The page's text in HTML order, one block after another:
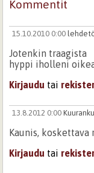
Kommentit
15.10.2010 0:00
Jotenkin traagista
hyppi iholleni
Kirjaudu tai
13.8.2012 0:00
Kaunis, koskettava
Kirjaudu tai